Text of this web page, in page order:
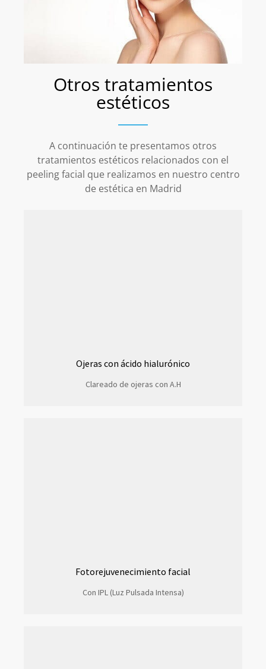
Otros tratamientos
estéticos
A continuación te presentamos otros
tratamientos estéticos relacionados con el
peeling facial que realizamos en nuestro centro
de estética en Madrid
Ojeras con ácido hialurónico
Clareado de ojeras con A.H
Fotorejuvenecimiento facial
Con IPL (Luz Pulsada Intensa)